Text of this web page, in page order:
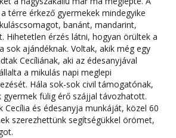
térre érkező gyermekek mindegyike
banánt, mandarint,
Hihetetlen érzés látni, hogyan örültek a
sok ajándéknak. Voltak, akik még egy
Cecíliának, aki az édesanyjával
a mikulás napi meglepi
Hála sok-sok civil támogatónak,
gyermek fülig érő szájjal távozhatott.
Cecília és édesanyja munkáját, közel 60
szerezhettünk segítségükkel örömet,